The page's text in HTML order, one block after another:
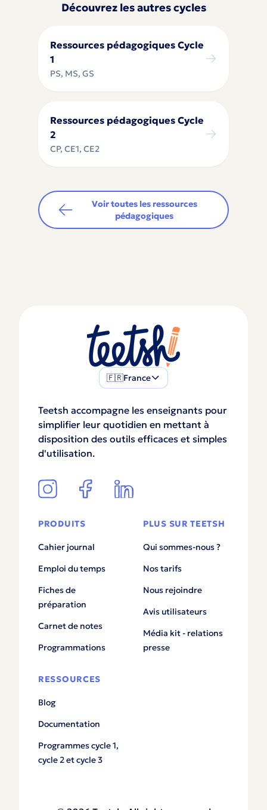
Découvrez les autres cycles
Ressources pédagogiques Cycle
1
PS, MS, GS
Ressources pédagogiques Cycle
2
CP, CE1, CE2
Voir toutes les ressources
pédagogiques
🇫🇷France
Teetsh accompagne les enseignants pour
simplifier leur quotidien en mettant à
disposition des outils efficaces et simples
d'utilisation.
PRODUITS
Cahier journal
Emploi du temps
Fiches de
préparation
Carnet de notes
Programmations
PLUS SUR TEETSH
Qui sommes-nous ?
Nos tarifs
Nous rejoindre
Avis utilisateurs
Média kit - relations
presse
RESSOURCES
Blog
Documentation
Programmes cycle 1,
cycle 2 et cycle 3